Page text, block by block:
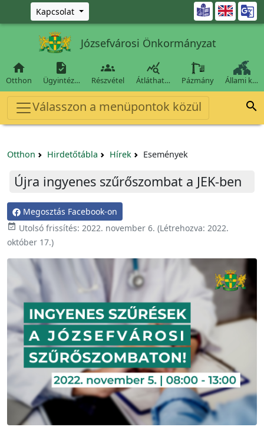
Ugrás a fő tartalomra
Kapcsolat 
Józsefvárosi Önkormányzat

Otthon

Ügyintéz…

Részvétel

Átláthat… Pázmány Állami k…
Válasszon a menüpontok közül 
Otthon Hirdetőtábla Hírek Események
Újra ingyenes szűrőszombat a JEK-ben
Megosztás Facebook-on
 Utolsó frissítés: 2022. november 6. (Létrehozva: 2022.
október 17.)